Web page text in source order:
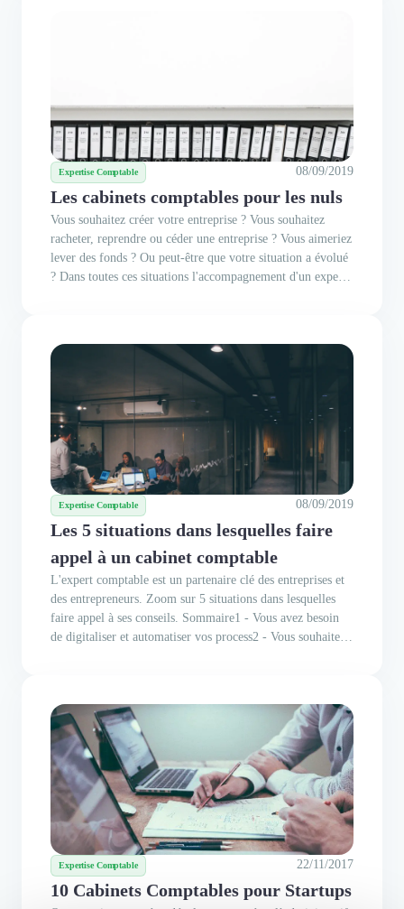
Expertise Comptable 08/09/2019
Les cabinets comptables pour les nuls
Vous souhaitez créer votre entreprise ? Vous souhaitez
racheter, reprendre ou céder une entreprise ? Vous aimeriez
lever des fonds ? Ou peut-être que votre situation a évolué
? Dans toutes ces situations l'accompagnement d'un expert-
Expertise Comptable 08/09/2019
Les 5 situations dans lesquelles faire
appel à un cabinet comptable
L'expert comptable est un partenaire clé des entreprises et
des entrepreneurs. Zoom sur 5 situations dans lesquelles
faire appel à ses conseils. Sommaire1 - Vous avez besoin
de digitaliser et automatiser vos process2 - Vous souhaitez
Expertise Comptable 22/11/2017
10 Cabinets Comptables pour Startups